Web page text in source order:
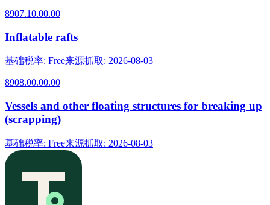
8907.10.00.00
Inflatable rafts
基础税率: Free来源抓取: 2026-08-03
8908.00.00.00
Vessels and other floating structures for breaking up
(scrapping)
基础税率: Free来源抓取: 2026-08-03